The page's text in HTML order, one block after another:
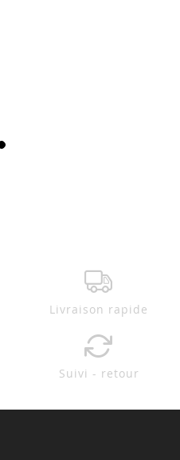
Livraison rapide
Suivi - retour